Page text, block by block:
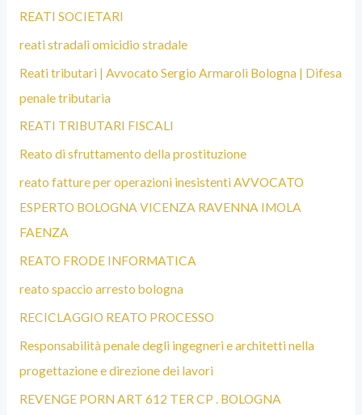
REATI SOCIETARI
reati stradali omicidio stradale
Reati tributari | Avvocato Sergio Armaroli Bologna | Difesa
penale tributaria
REATI TRIBUTARI FISCALI
Reato di sfruttamento della prostituzione
reato fatture per operazioni inesistenti AVVOCATO
ESPERTO BOLOGNA VICENZA RAVENNA IMOLA
FAENZA
REATO FRODE INFORMATICA
reato spaccio arresto bologna
RECICLAGGIO REATO PROCESSO
Responsabilità penale degli ingegneri e architetti nella
progettazione e direzione dei lavori
REVENGE PORN ART 612 TER CP . BOLOGNA